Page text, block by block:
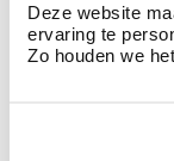
Deze website
ervaring te
Zo houden we
Y a-t-il des